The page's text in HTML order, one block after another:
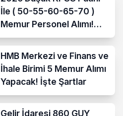
İle ( 50-55-60-65-70 )
Memur Personel Alımı!
Lise, Ön Lisans ve Lisans
HMB Merkezi ve Finans ve
İhale Birimi 5 Memur Alımı
Yapacak! İşte Şartlar
Gelir İdaresi 860 GUY